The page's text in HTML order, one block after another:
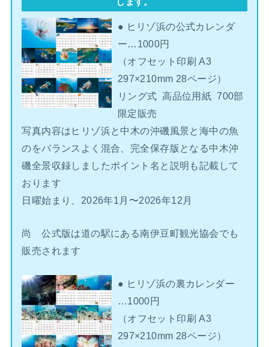
● ヒリゾ浜の公式カレンダ
ー…1000円
（オフセット印刷 A3
297×210mm 28ページ）
リング式 高品位用紙 700部
限定販売
写真内容はヒリゾ浜と中木の沖磯風景と海中の魚
のをバランスよく混合、完全保存版となる中木沖
磯全景収録しましたポイント名と説明も記載して
おります
日曜始まり、2026年1月〜2026年12月
尚 公式版は道の駅にある南伊豆町観光協会でも
販売されます
● ヒリゾ浜の裏カレンダー
…1000円
（オフセット印刷 A3
297×210mm 28ページ）